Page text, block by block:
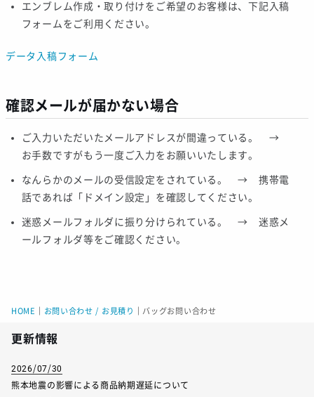
エンブレム作成・取り付けをご希望のお客様は、下記入稿
フォームをご利用ください。
データ入稿フォーム
確認メールが届かない場合
ご入力いただいたメールアドレスが間違っている。 →
お手数ですがもう一度ご入力をお願いいたします。
なんらかのメールの受信設定をされている。 → 携帯電
話であれば「ドメイン設定」を確認してください。
迷惑メールフォルダに振り分けられている。 → 迷惑メ
ールフォルダ等をご確認ください。
HOME お問い合わせ / お見積り バッグお問い合わせ
更新情報
2026/07/30
熊本地震の影響による商品納期遅延について